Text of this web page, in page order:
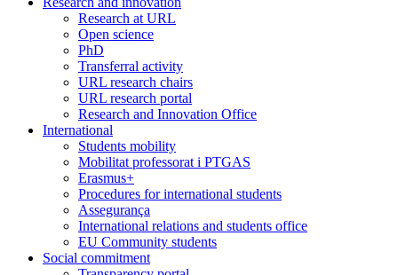
Research at URL
Open science
PhD
Transferral activity
URL research chairs
URL research portal
Research and Innovation Office
International
Students mobility
Mobilitat professorat i PTGAS
Erasmus+
Procedures for international students
Assegurança
International relations and students office
EU Community students
Social commitment